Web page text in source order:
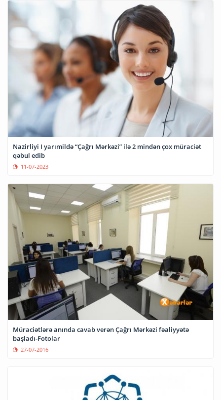
Nazirliyi I yarımildə “Çağrı Mərkəzi” ilə 2 mindən çox müraciət
qəbul edib
11-07-2023
Müraciətlərə anında cavab verən Çağrı Mərkəzi fəaliyyətə
başladı-Fotolar
27-07-2016